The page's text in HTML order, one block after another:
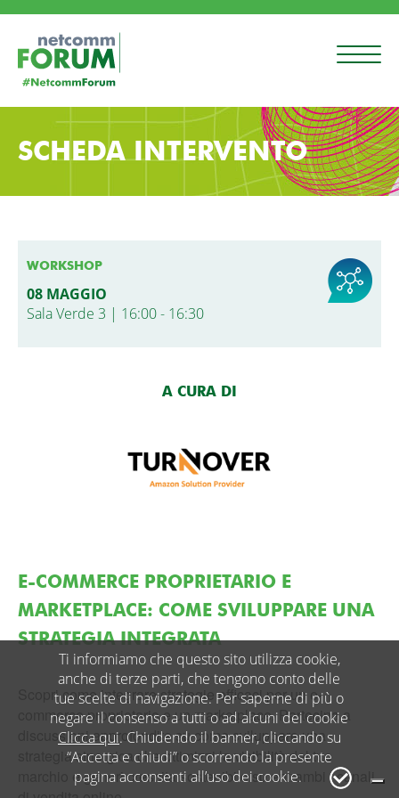
SCHEDA INTERVENTO
WORKSHOP
08 MAGGIO
Sala Verde 3 | 16:00 - 16:30
A CURA DI
E-COMMERCE PROPRIETARIO E
MARKETPLACE: COME SVILUPPARE UNA
STRATEGIA INTEGRATA
Scopri come integrare strategie efficaci per un e-
commerce proprietario e un marketplace. Partecipa a
discussioni approfondite su come sviluppare una
strategia sinergica che ottimizzi la visibilità del tuo
marchio e generi crescita sostenibile su entrambi i canali
Ti informiamo che questo sito utilizza cookie,
anche di terze parti, che tengono conto delle
tue scelte di navigazione. Per saperne di più o
negare il consenso a tutti o ad alcuni dei cookie
Clicca qui. Chiudendo il banner, cliccando su
“Accetta e chiudi” o scorrendo la presente
pagina acconsenti all’uso dei cookie.